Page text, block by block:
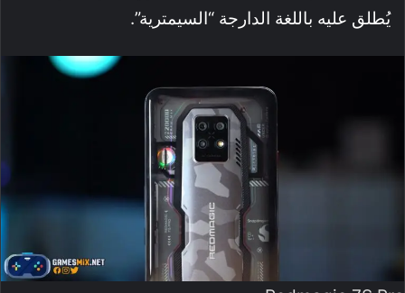
يُطلق عليه باللغة الدارجة “السيمترية”.